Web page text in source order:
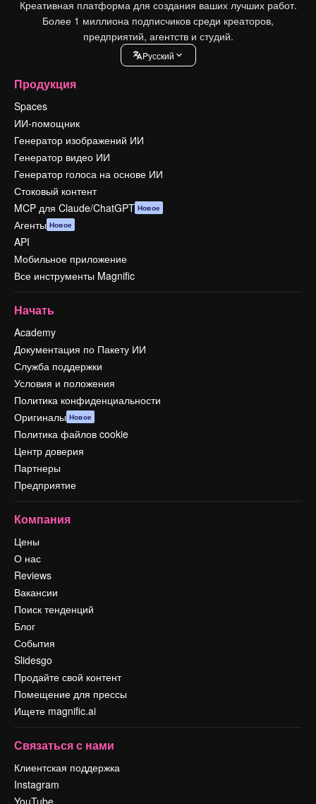
Креативная платформа для создания ваших лучших работ.
Более 1 миллиона подписчиков среди креаторов,
предприятий, агентств и студий.
Pусский
Продукция
Spaces
ИИ-помощник
Генератор изображений ИИ
Генератор видео ИИ
Генератор голоса на основе ИИ
Стоковый контент
MCP для Claude/ChatGPT Новое
Агенты Новое
API
Мобильное приложение
Все инструменты Magnific
Начать
Academy
Документация по Пакету ИИ
Служба поддержки
Условия и положения
Политика конфиденциальности
Оригиналы Новое
Политика файлов cookie
Центр доверия
Партнеры
Предприятие
Компания
Цены
О нас
Reviews
Вакансии
Поиск тенденций
Блог
События
Slidesgo
Продайте свой контент
Помещение для прессы
Ищете magnific.ai
Связаться с нами
Клиентская поддержка
Instagram